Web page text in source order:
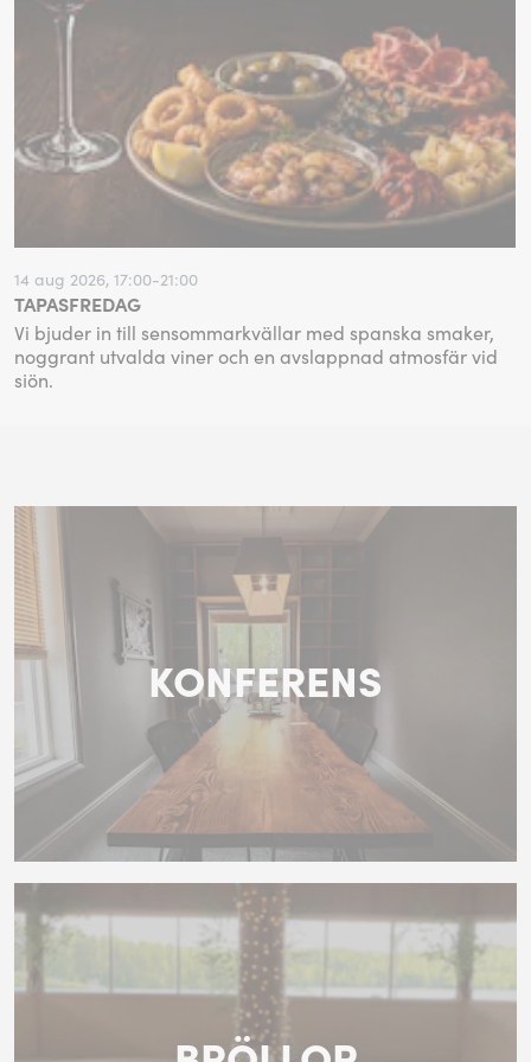
14 aug 2026, 17:00-21:00
TAPASFREDAG
Vi bjuder in till sensommarkvällar med spanska smaker,
noggrant utvalda viner och en avslappnad atmosfär vid
sjön.
KONFERENS